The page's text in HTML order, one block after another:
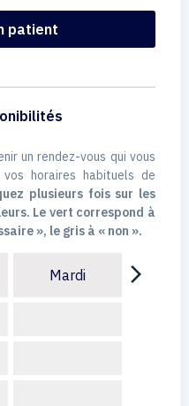
patient
un rendez-vous qui vous
horaires habituels de
plusieurs fois sur les
Le vert correspond à
», le gris à « non ».
Mardi arrow_forward_ios